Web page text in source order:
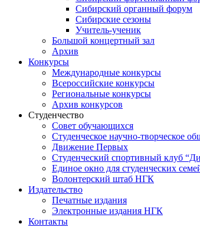
Сибирский органный форум
Сибирские сезоны
Учитель-ученик
Большой концертный зал
Архив
Конкурсы
Международные конкурсы
Всероссийские конкурсы
Региональные конкурсы
Архив конкурсов
Студенчество
Совет обучающихся
Студенческое научно-творческое
Движение Первых
Студенческий спортивный клуб
Единое окно для студенческих
Волонтерский штаб НГК
Издательство
Печатные издания
Электронные издания НГК
Контакты